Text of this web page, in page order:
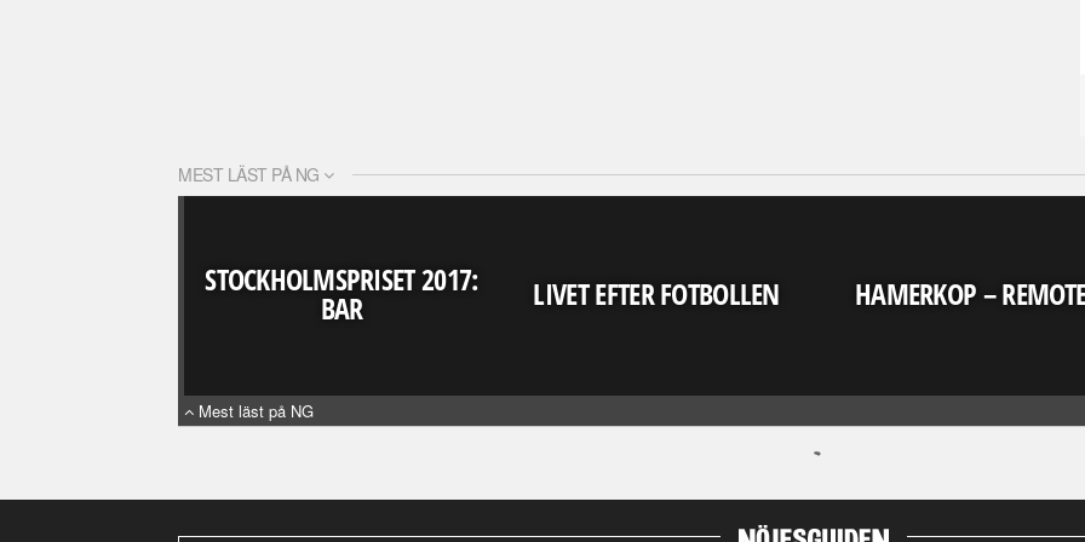
MEST LÄST PÅ NG
STOCKHOLMSPRISET 2017:
BAR LIVET EFTER FOTBOLLEN HAMERKOP –
Mest läst på NG